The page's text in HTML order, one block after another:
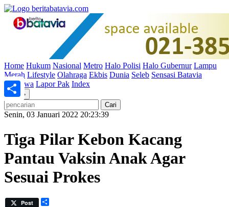
Home Hukum Nasional Metro Halo Polisi Halo Gubernur Lampu
Merah Lifestyle Olahraga Ekbis Dunia Seleb Sensasi Batavia
Peristiwa Lapor Pak Index
»
Senin, 03 Januari 2022 20:23:39
Tiga Pilar Kebon Kacang
Pantau Vaksin Anak Agar
Sesuai Prokes
Post
Share